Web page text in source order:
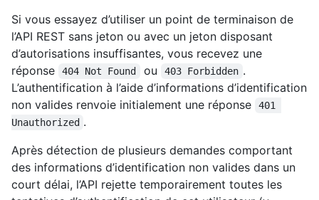
Si vous essayez d’utiliser un point de terminaison de
l’API REST sans jeton ou avec un jeton disposant
d’autorisations insuffisantes, vous recevez une
réponse
404 Not Found ou 403 Forbidden .
L’authentification à l’aide d’informations d’identification
non valides renvoie initialement une réponse
401
Unauthorized .
Après détection de plusieurs demandes comportant
des informations d’identification non valides dans un
court délai, l’API rejette temporairement toutes les